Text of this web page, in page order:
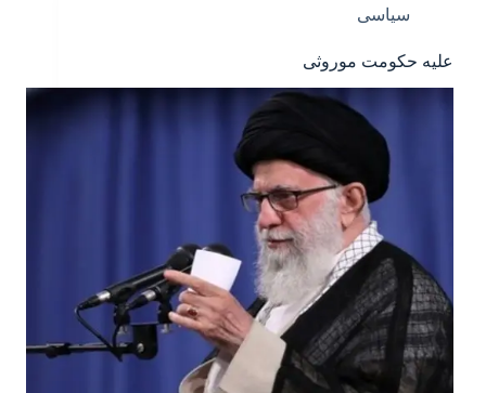
سیاسی
علیه حکومت موروثی